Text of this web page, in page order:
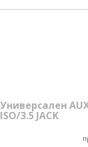
Универсален
ISO/3.5 JACK